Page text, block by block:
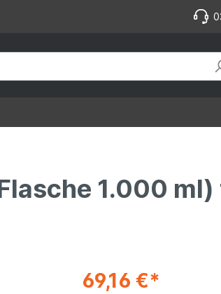
1.000 ml)
69,16 €*